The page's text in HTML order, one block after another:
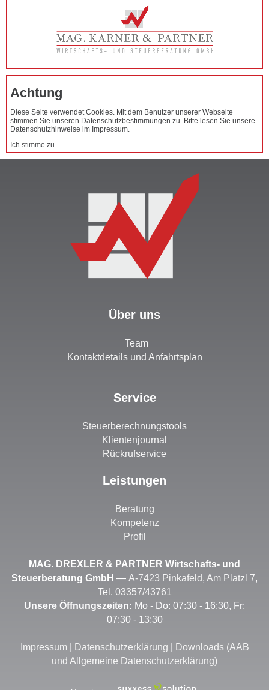
Achtung
Diese Seite verwendet Cookies. Mit dem Benutzer unserer Webseite
stimmen Sie unseren Datenschutzbestimmungen zu. Bitte lesen Sie unsere
Datenschutzhinweise im Impressum.
Ich stimme zu.
Über uns
Team
Kontaktdetails und Anfahrtsplan
Service
Steuerberechnungstools
Klientenjournal
Rückrufservice
Leistungen
Beratung
Kompetenz
Profil
MAG. DREXLER & PARTNER Wirtschafts- und
Steuerberatung GmbH — A-7423 Pinkafeld, Am Platzl 7,
Tel. 03357/43761
Unsere Öffnungszeiten: Mo - Do: 07:30 - 16:30, Fr:
07:30 - 13:30
mpressum| Datenschutzerklärung
Downloads (AAB
und Allgemeine Datenschutzerklärung)